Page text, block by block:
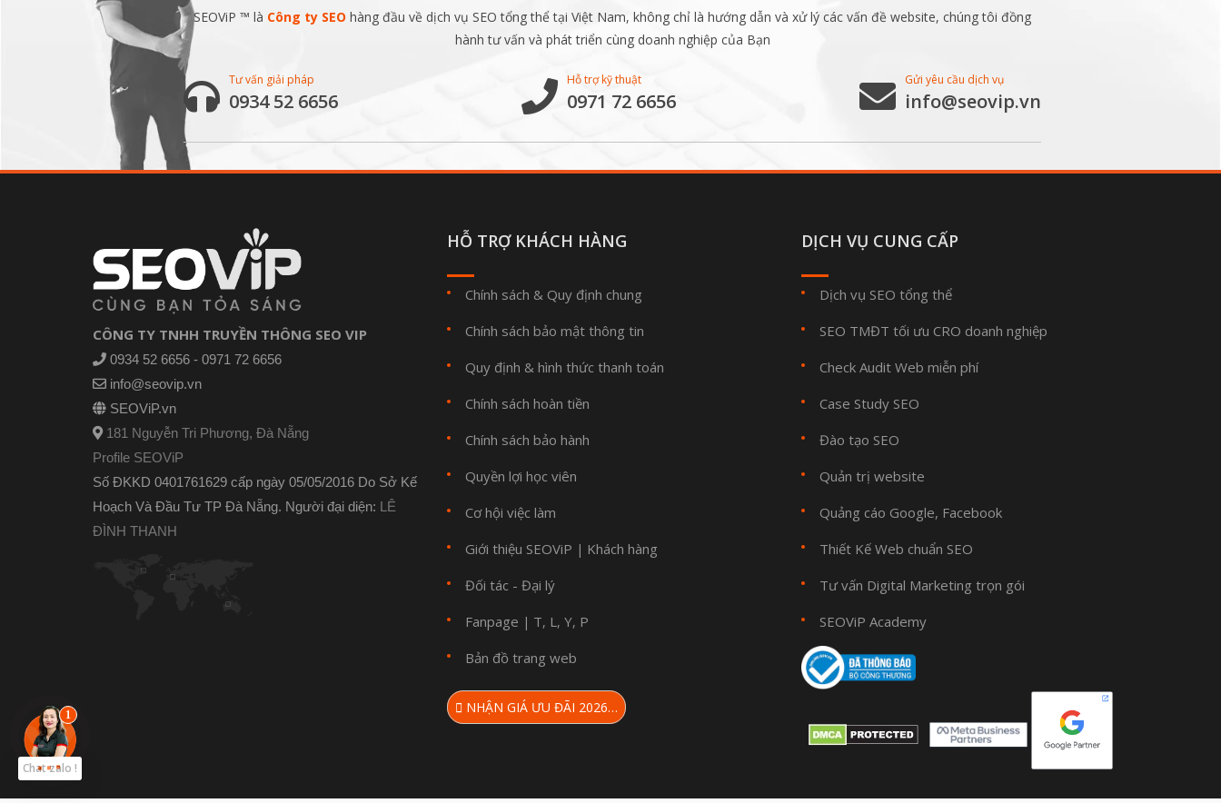
SEOViP ™ là Công ty SEO hàng đầu về dịch vụ SEO tổng thể tại Việt Nam, không chỉ là hướng dẫn và xử lý các vấn đề website, chúng tôi đồng
hành tư vấn và phát triển cùng doanh nghiệp của Bạn
Tư vấn giải pháp
0934 52 6656
Hỗ trợ kỹ thuật
0971 72 6656
Gửi yêu cầu dịch vụ
info@seovip.vn
CÔNG TY TNHH TRUYỀN THÔNG SEO VIP
0934 52 6656 - 0971 72 6656
info@seovip.vn
SEOViP.vn
181 Nguyễn Tri Phương, Đà Nẵng
Profile SEOViP
Số ĐKKD 0401761629 cấp ngày 05/05/2016 Do Sở Kế
Hoạch Và Đầu Tư TP Đà Nẵng. Người đại diện: LÊ
ĐÌNH THANH
HỖ TRỢ KHÁCH HÀNG
Chính sách & Quy định chung
Chính sách bảo mật thông tin
Quy định & hình thức thanh toán
Chính sách hoàn tiền
Chính sách bảo hành
Quyền lợi học viên
Cơ hội việc làm
Giới thiệu SEOViP | Khách hàng
Đối tác - Đại lý
Fanpage | T, L, Y, P
Bản đồ trang web
NHẬN GIÁ ƯU ĐÃI 2026…
DỊCH VỤ CUNG CẤP
Dịch vụ SEO tổng thể
SEO TMĐT tối ưu CRO doanh nghiệp
Check Audit Web miễn phí
Case Study SEO
Đào tạo SEO
Quản trị website
Quảng cáo Google, Facebook
Thiết Kế Web chuẩn SEO
Tư vấn Digital Marketing trọn gói
SEOViP Academy
Chat zalo !